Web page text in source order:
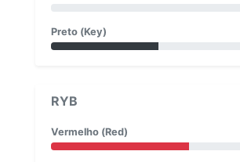
Preto (Key)
RYB
Vermelho (Red)